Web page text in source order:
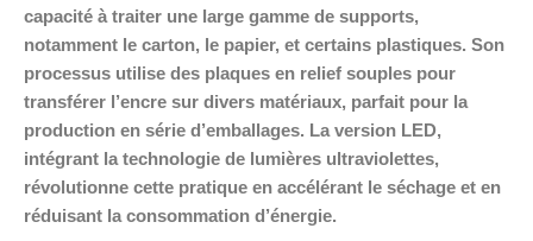
capacité à traiter une large gamme de supports,
notamment le carton, le papier, et certains plastiques. Son
processus utilise des plaques en relief souples pour
transférer l’encre sur divers matériaux, parfait pour la
production en série d’emballages. La version LED,
intégrant la technologie de lumières ultraviolettes,
révolutionne cette pratique en accélérant le séchage et en
réduisant la consommation d’énergie.